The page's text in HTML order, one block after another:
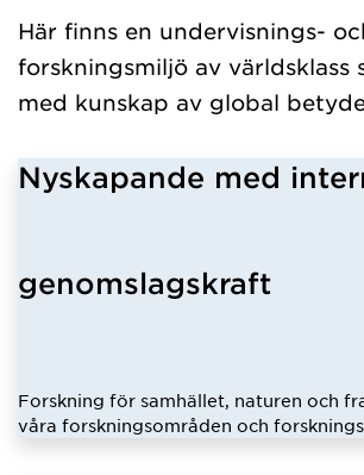
Här finns en undervisnings-
forskningsmiljö av världsklass
med kunskap av global
Nyskapande med
genomslagskraft
Forskning för samhället, naturen och
våra forskningsområden och